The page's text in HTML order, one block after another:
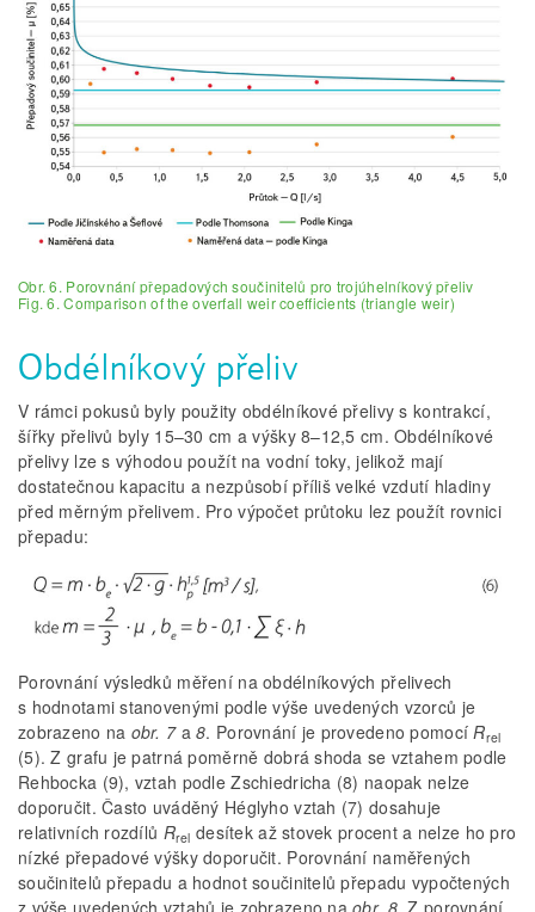
Obr. 6. Porovnání přepadových součinitelů pro trojúhelníkový přeliv
Fig. 6. Comparison of the overfall weir coefficients (triangle weir)
Obdélníkový přeliv
V rámci pokusů byly použity obdélníkové přelivy s kontrakcí,
šířky přelivů byly 15–30 cm a výšky 8–12,5 cm. Obdélníkové
přelivy lze s výhodou použít na vodní toky, jelikož mají
dostatečnou kapacitu a nezpůsobí příliš velké vzdutí hladiny
před měrným přelivem. Pro výpočet průtoku lez použít rovnici
přepadu:
Porovnání výsledků měření na obdélníkových přelivech
s hodnotami stanovenými podle výše uvedených vzorců je
zobrazeno na obr. 7 a8. Porovnání je provedeno pomocíRrel
(5). Z grafu je patrná poměrně dobrá shoda se vztahem podle
Rehbocka (9), vztah podle Zschiedricha (8) naopak nelze
doporučit. Často uváděný Héglyho vztah (7) dosahuje
relativních rozdílů Rrel desítek až stovek procent a nelze ho pro
nízké přepadové výšky doporučit. Porovnání naměřených
součinitelů přepadu a hodnot součinitelů přepadu vypočtených